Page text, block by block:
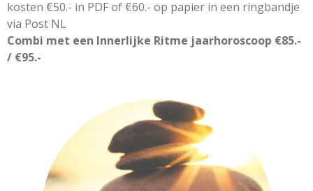
kosten €50.- in PDF of €60.- op papier in een ringbandje
via Post NL
Combi met een Innerlijke Ritme jaarhoroscoop €85.-
/ €95.-